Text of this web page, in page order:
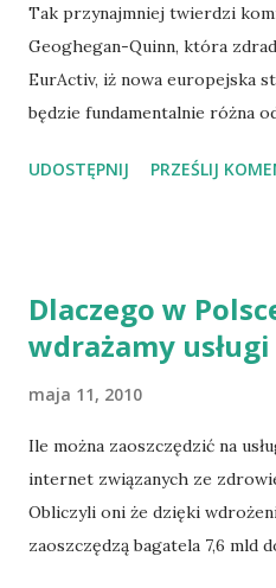
Tak przynajmniej twierdzi
Geoghegan-Quinn, która
EurActiv, iż nowa europejska
będzie fundamentalnie różna
przeredefiniowanie pojęcia
zapowiedzi wynika, że
pojęcia. Innowacje społeczne,
wydatków na badania i rozwój
strategii, która zmieni
w UE. więcej: http://pi.gov.pl/
UDOSTĘPNIJ PRZEŚLIJ
Dlaczego w
wdrażamy
maja 11, 2010
Ile można zaoszczędzić na
internet związanych ze
Obliczyli oni że dzięki
zaoszczędzą bagatela 7,6 mld